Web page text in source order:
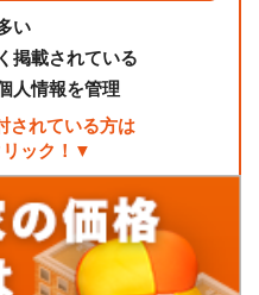
い
掲載されている
人情報を管理
されている方は
ック！▼